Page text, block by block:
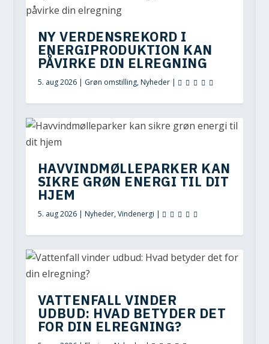
NY VERDENSREKORD I
ENERGIPRODUKTION KAN
PÅVIRKE DIN ELREGNING
5. aug 2026| Grøn omstilling,Nyheder|
HAVVINDMØLLEPARKER KAN
SIKRE GRØN ENERGI TIL DIT
HJEM
5. aug 2026| Nyheder,Vindenergi |
VATTENFALL VINDER
UDBUD: HVAD BETYDER DET
FOR DIN ELREGNING?